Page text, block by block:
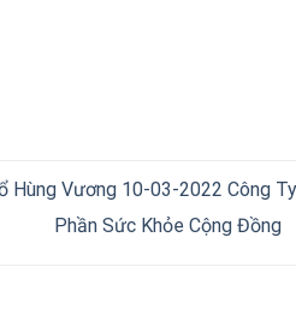
Hùng Vương 10-03-2022 Công
Phần Sức Khỏe Cộng Đồng